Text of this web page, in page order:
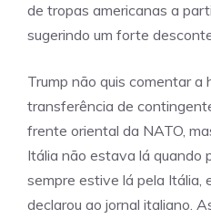
de tropas americanas a
sugerindo um forte
Trump não quis comentar a
transferência de
frente oriental da NATO,
Itália não estava lá quando
sempre estive lá pela Itália,
declarou ao jornal italiano.